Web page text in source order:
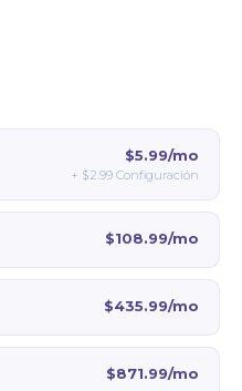
$5.99/mo
+ $2.99 Configuración
$108.99/mo
$435.99/mo
$871.99/mo